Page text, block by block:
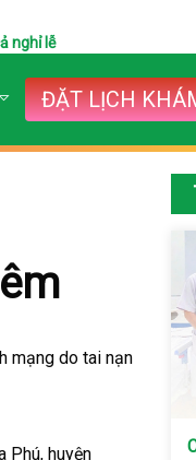
nghỉ lễ
ĐẶT LỊCH
mạng do tai nạn
Phú, huyện